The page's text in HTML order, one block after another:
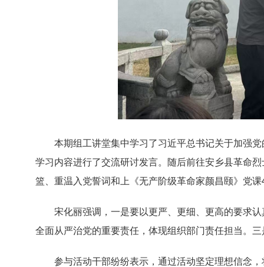
本期组工讲堂集中学习了习近平总书记关于加强
学习内容进行了交流研讨发言。随后前往安乡县革命
篮、重温入党誓词和上《无产阶级革命家颜昌颐》党
宋化丽强调，一是要以更严、更细、更高的要求
全面从严治党的重要责任，体现组织部门责任担当。
参与活动干部纷纷表示，通过活动坚定理想信念